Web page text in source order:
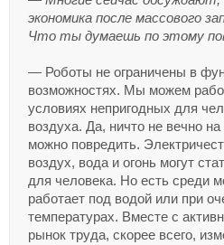
экономика после массового
Что ты думаешь по этому
— Роботы не ограничены в
возможностях. Мы можем
условиях непригодных для
воздуха. Да, ничто не вечно
можно повредить.
воздух, вода и огонь могут
для человека. Но есть среди
работает под водой или при
температурах. Вместе с
рынок труда, скорее всего,